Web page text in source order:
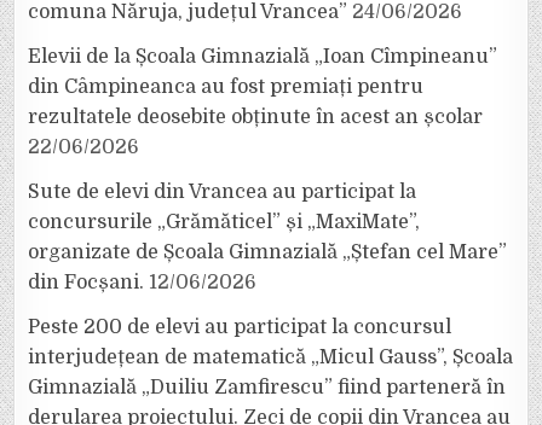
comuna Năruja, județul Vrancea” 24/06/2026
Elevii de la Școala Gimnazială „Ioan Cîmpineanu”
din Câmpineanca au fost premiați pentru
rezultatele deosebite obținute în acest an școlar
22/06/2026
Sute de elevi din Vrancea au participat la
concursurile „Grămăticel” și „MaxiMate”,
organizate de Școala Gimnazială „Ștefan cel Mare”
din Focșani. 12/06/2026
Peste 200 de elevi au participat la concursul
interjudețean de matematică „Micul Gauss”, Școala
Gimnazială „Duiliu Zamfirescu” fiind parteneră în
derularea proiectului. Zeci de copii din Vrancea au